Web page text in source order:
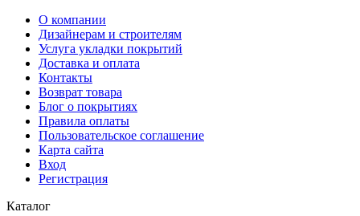
О компании
Дизайнерам и строителям
Услуга укладки покрытий
Доставка и оплата
Контакты
Возврат товара
Блог о покрытиях
Правила оплаты
Пользовательское соглашение
Карта сайта
Вход
Регистрация
Каталог